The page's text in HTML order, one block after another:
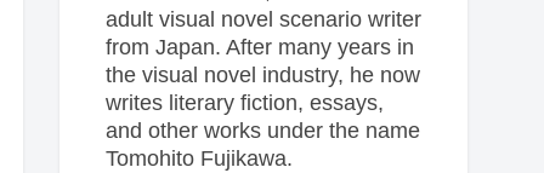
adult visual novel scenario writer
from Japan. After many years in
the visual novel industry, he now
writes literary fiction, essays,
and other works under the name
Tomohito Fujikawa.